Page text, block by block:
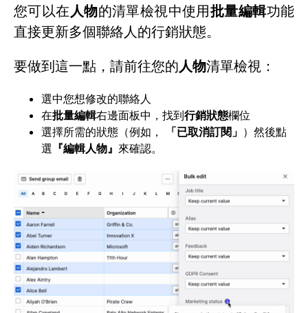
您可以在人物的清單檢視中使用批量編輯功能
直接更新多個聯絡人的行銷狀態。
要做到這一點，請前往您的人物清單檢視：
選中您想修改的聯絡人
在批量編輯右邊面板中，找到行銷狀態欄位
選擇所需的狀態（例如，
「已取消訂閱」 ）然後點
選 『編輯人物』 來確認。